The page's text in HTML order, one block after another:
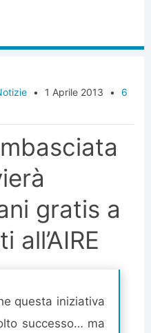
• 1 Aprile 2013 •
6
gratis a
questa iniziativa
successo… ma